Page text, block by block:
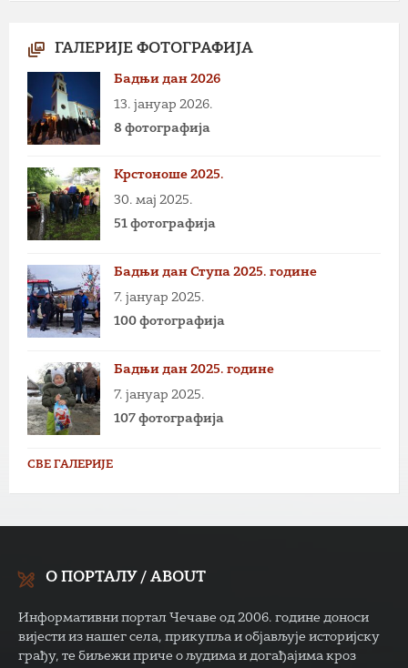
ГАЛЕРИЈЕ ФОТОГРАФИЈА
Бадњи дан 2026
13. јануар 2026.
8 фотографија
Крстоноше 2025.
30. мај 2025.
51 фотографија
Бадњи дан Ступа 2025. године
7. јануар 2025.
100 фотографија
Бадњи дан 2025. године
7. јануар 2025.
107 фотографија
СВЕ ГАЛЕРИЈЕ
О ПОРТАЛУ / ABOUT
Информативни портал Чечаве од 2006. године доноси
вијести из нашег села, прикупља и објављује историјску
грађу, те биљежи приче о људима и догађајима кроз